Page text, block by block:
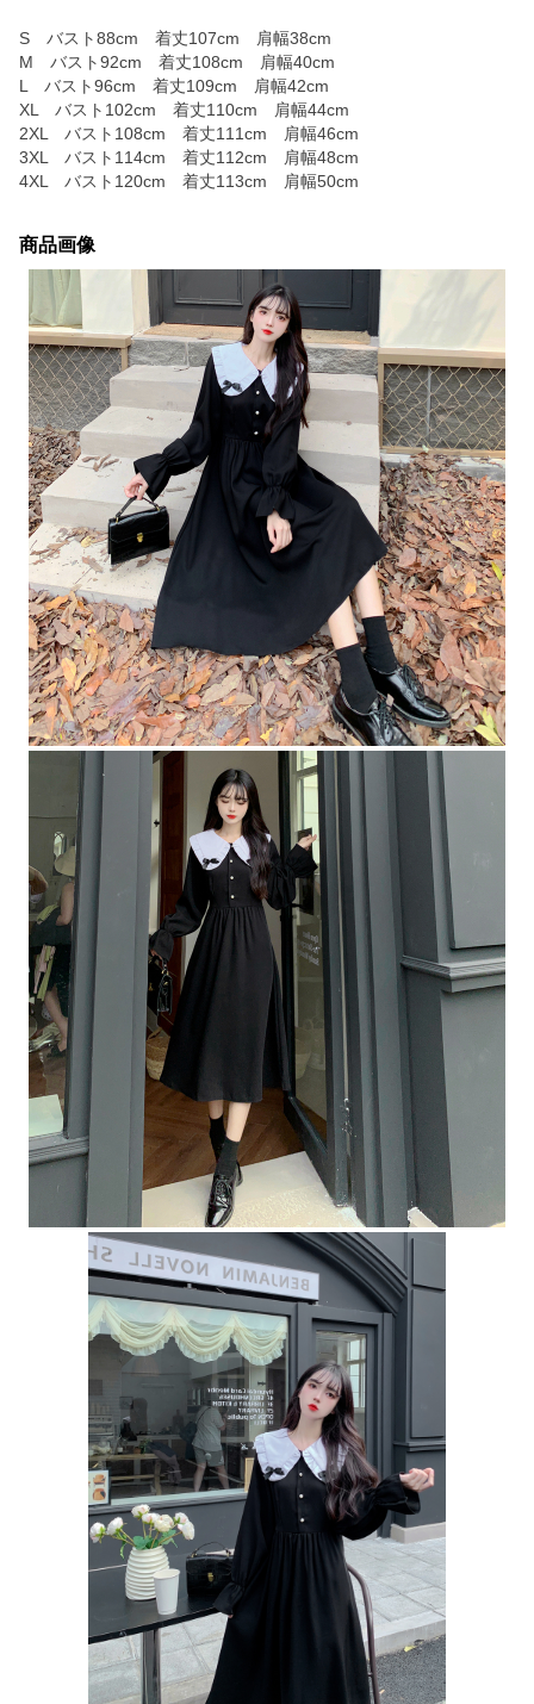
S バスト88cm 着丈107cm 肩幅38cm
M バスト92cm 着丈108cm 肩幅40cm
L バスト96cm 着丈109cm 肩幅42cm
XL バスト102cm 着丈110cm 肩幅44cm
2XL バスト108cm 着丈111cm 肩幅46cm
3XL バスト114cm 着丈112cm 肩幅48cm
4XL バスト120cm 着丈113cm 肩幅50cm
商品画像